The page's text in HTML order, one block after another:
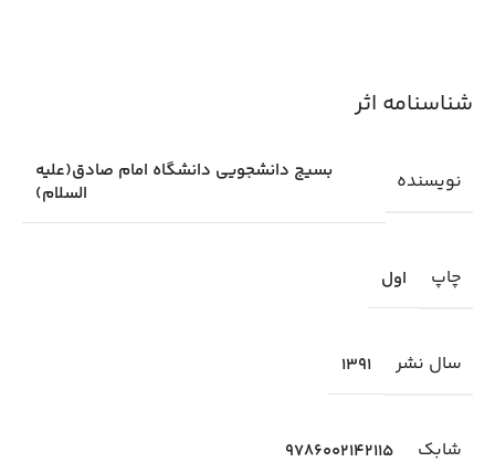
شناسنامه اثر
نویسنده
بسيج دانشجويی دانشگاه امام صادق(علیه
السلام)
چاپ اول
سال نشر 1391
شابك 9786002142115